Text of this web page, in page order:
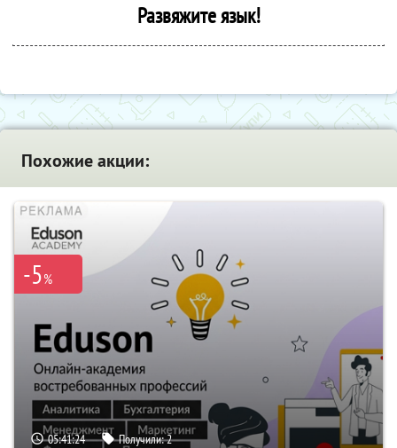
Развяжите язык!
Похожие акции:
-5%
05:41:23 Получили:2